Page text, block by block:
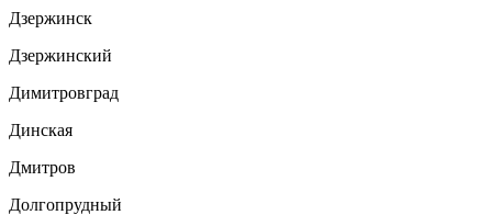
Дзержинск
Дзержинский
Димитровград
Динская
Дмитров
Долгопрудный